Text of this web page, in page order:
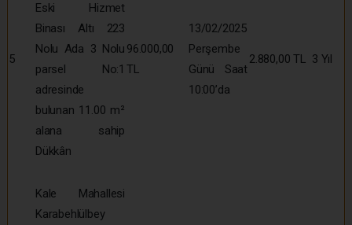
5
Eski Hizmet
Binası Altı 223
Nolu Ada 3 Nolu
parsel No:1
adresinde
bulunan 11.00 m²
alana sahip
Dükkân
96.000,00
TL
13/02/2025
Perşembe
Günü Saat
10:00’da
2.880,00 TL 3 Yıl
Kale Mahallesi
Karabehlülbey